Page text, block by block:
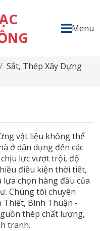
Menu
Sắt, Thép Xây Dựng
vật liệu không thể
ở dân dụng đến các
lực vượt trội, độ
điều kiện thời tiết,
chọn hàng đầu của
Chúng tôi chuyên
Thiết, Bình Thuận -
thép chất lượng,
tranh.